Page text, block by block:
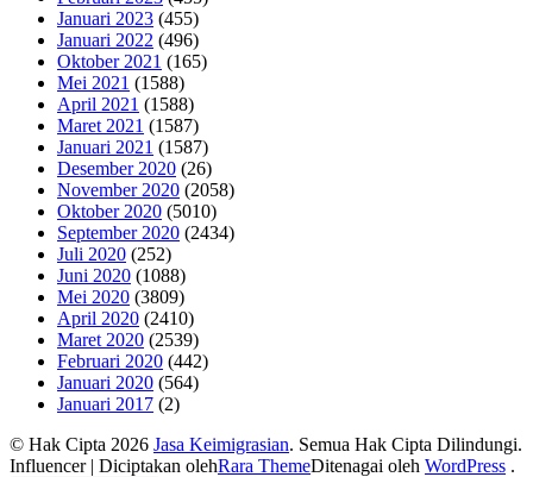
Januari 2023 (455)
Januari 2022 (496)
Oktober 2021 (165)
Mei 2021 (1588)
April 2021 (1588)
Maret 2021 (1587)
Januari 2021 (1587)
Desember 2020 (26)
November 2020 (2058)
Oktober 2020 (5010)
September 2020 (2434)
Juli 2020 (252)
Juni 2020 (1088)
Mei 2020 (3809)
April 2020 (2410)
Maret 2020 (2539)
Februari 2020 (442)
Januari 2020 (564)
Januari 2017 (2)
© Hak Cipta 2026 Jasa Keimigrasian. Semua Hak Cipta Dilindungi.
Influencer | Diciptakan olehRara ThemeDitenagai oleh WordPress .